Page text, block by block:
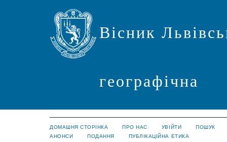
Вісник
географічна
ДОМАШНЯ СТОРІНКА ПРО НАС УВІЙТИ
ПОШУК
АНОНСИ
ПОДАННЯ ПУБЛІКАЦІЙНА ЕТИКА